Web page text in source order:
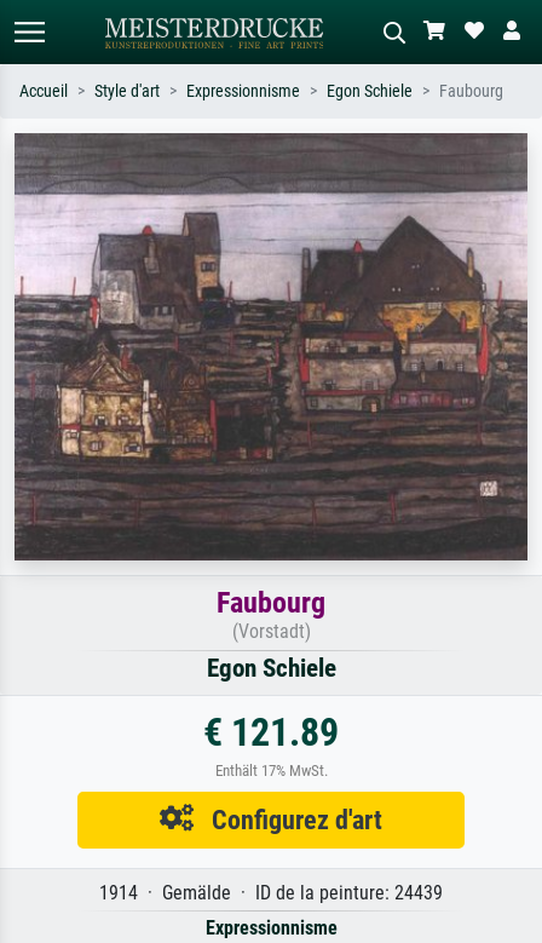
Recherche standard Recherche d'images IA
Recherchez par artiste, titre ou style –
ex. Monet, Nuit étoilée,
impressionnisme, vague de Hokusai,
nu.
Décrivez la scène – ex. prairie verte,
abstrait avec beaucoup de rouge,
tableau sombre, nu debout près d'un
arbre.
Accueil Style d'art Expressionnisme Egon Schiele Faubourg
Faubourg
(Vorstadt)
Egon Schiele
€ 121.89
Enthält 17% MwSt.
Configurez d'art
1914 · Gemälde · ID de la peinture: 24439
Expressionnisme